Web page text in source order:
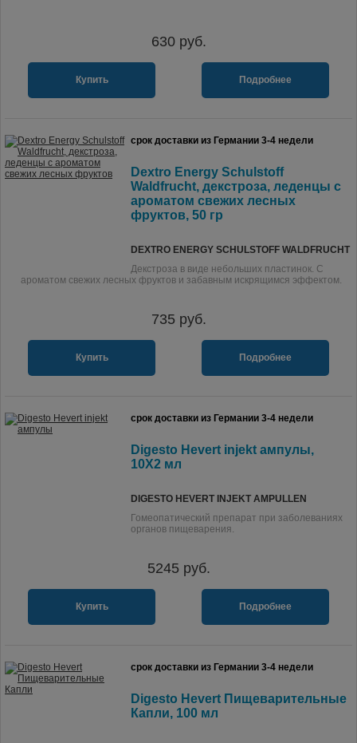
630руб.
Купить Подробнее
срок доставки из Германии 3-4 недели
Dextro Energy Schulstoff
Waldfrucht, декстроза, леденцы с
ароматом свежих лесных
фруктов, 50 гр
DEXTRO ENERGY SCHULSTOFF WALDFRUCHT
Декстроза в виде небольших пластинок. С
ароматом свежих лесных фруктов и забавным искрящимся эффектом.
735 руб.
Купить Подробнее
срок доставки из Германии 3-4 недели
Digesto Hevert injekt ампулы,
10X2 мл
DIGESTO HEVERT INJEKT AMPULLEN
Гомеопатический препарат при заболеваниях
органов пищеварения.
5245 руб.
Купить Подробнее
срок доставки из Германии 3-4 недели
Digesto Hevert Пищеварительные
Капли, 100 мл